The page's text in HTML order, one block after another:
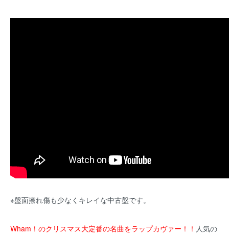
※盤面擦れ傷も少なくキレイな中古盤です。
Wham！のクリスマス大定番の名曲をラップカヴァー！！ 人気の